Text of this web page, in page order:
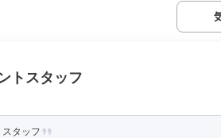
トスタッフ
タッフ